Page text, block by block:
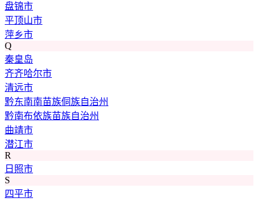
盘锦市
平顶山市
萍乡市
Q
秦皇岛
齐齐哈尔市
清远市
黔东南南苗族侗族自治州
黔南布依族苗族自治州
曲靖市
潜江市
R
日照市
S
四平市